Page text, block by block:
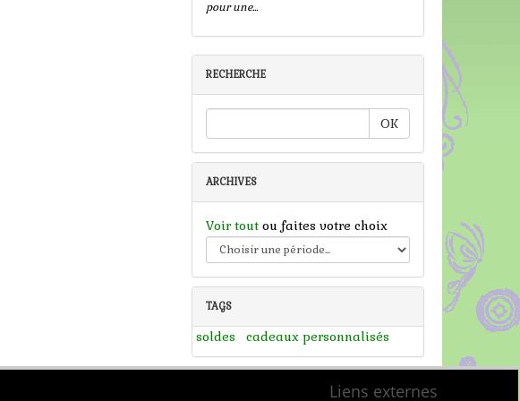
pour une...
RECHERCHE
OK
ARCHIVES
Voir tout ou faites votre choix
TAGS
soldes cadeaux personnalisés
Liens externes